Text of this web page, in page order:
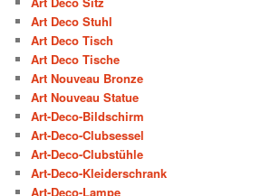
Art Deco Stuhl
Art Deco Tisch
Art Deco Tische
Art Nouveau Bronze
Art Nouveau Statue
Art-Deco-Bildschirm
Art-Deco-Clubsessel
Art-Deco-Clubstühle
Art-Deco-Kleiderschrank
Art-Deco-Lampe